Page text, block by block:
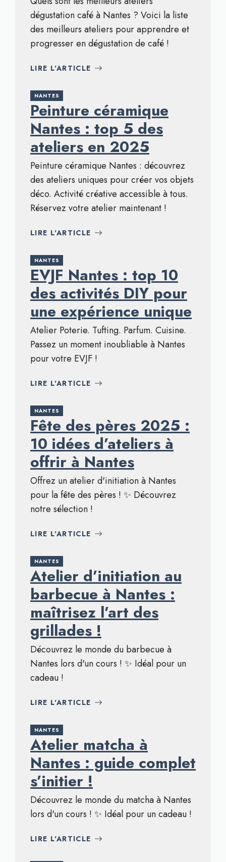
dégustation café à Nantes ? Voici la liste
des meilleurs ateliers pour apprendre et
progresser en dégustation de café !
LIRE L'ARTICLE
NANTES
Peinture céramique
Nantes : top 5 des
ateliers en 2025
Peinture céramique Nantes : découvrez
des ateliers uniques pour créer vos objets
déco. Activité créative accessible à tous.
Réservez votre atelier maintenant !
LIRE L'ARTICLE
NANTES
EVJF Nantes : top 10
des activités DIY pour
une expérience unique
Atelier Poterie. Tufting. Parfum. Cuisine.
Passez un moment inoubliable à Nantes
pour votre EVJF !
LIRE L'ARTICLE
NANTES
Fête des pères 2025 :
10 idées d’ateliers à
offrir à Nantes
Offrez un atelier d'initiation à Nantes
pour la fête des pères ! ✨ Découvrez
notre sélection !
LIRE L'ARTICLE
NANTES
Atelier d’initiation au
barbecue à Nantes :
maîtrisez l’art des
grillades !
Découvrez le monde du barbecue à
Nantes lors d'un cours ! ✨ Idéal pour un
cadeau !
LIRE L'ARTICLE
NANTES
Atelier matcha à
Nantes : guide complet
s’initier !
Découvrez le monde du matcha à Nantes
lors d'un cours ! ✨ Idéal pour un cadeau !
LIRE L'ARTICLE